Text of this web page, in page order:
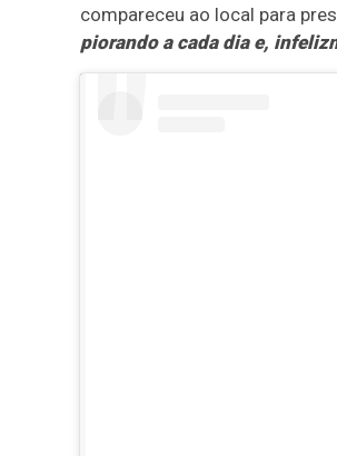
compareceu ao local para
piorando a cada dia e,